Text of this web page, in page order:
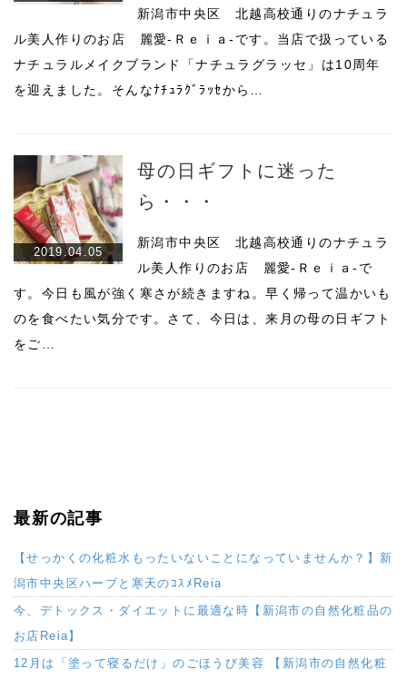
新潟市中央区 北越高校通りのナチュラ
ル美人作りのお店 麗愛-Ｒｅｉａ-です。当店で扱っている
ナチュラルメイクブランド「ナチュラグラッセ」は10周年
を迎えました。そんなﾅﾁｭﾗｸﾞﾗｯｾから…
2019.04.05
母の日ギフトに迷った
ら・・・
新潟市中央区 北越高校通りのナチュラ
ル美人作りのお店 麗愛-Ｒｅｉａ-で
す。今日も風が強く寒さが続きますね。早く帰って温かいも
のを食べたい気分です。さて、今日は、来月の母の日ギフト
をご…
最新の記事
【せっかくの化粧水もったいないことになっていませんか？】新
潟市中央区ハーブと寒天のｺｽﾒReia
今、デトックス・ダイエットに最適な時【新潟市の自然化粧品の
お店Reia】
12月は「塗って寝るだけ」のごほうび美容 【新潟市の自然化粧